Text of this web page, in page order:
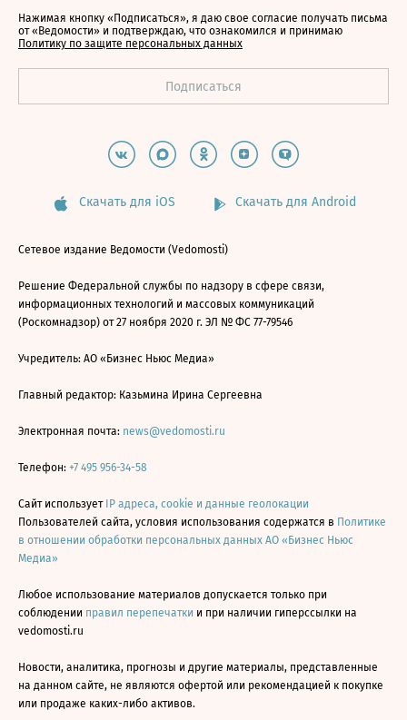
Нажимая кнопку «Подписаться», я даю свое согласие получать письма
от «Ведомости» и подтверждаю, что ознакомился и принимаю
Политику по защите персональных данных
Скачать для iOS Скачать для Android
Сетевое издание Ведомости (Vedomosti)
Решение Федеральной службы по надзору в сфере связи,
информационных технологий и массовых коммуникаций
(Роскомнадзор) от 27 ноября 2020 г. ЭЛ № ФС 77-79546
Учредитель: АО «Бизнес Ньюс Медиа»
Главный редактор: Казьмина Ирина Сергеевна
Электронная почта: news@vedomosti.ru
Телефон: +7 495 956-34-58
Сайт использует IP адреса, cookie и данные геолокации
Пользователей сайта, условия использования содержатся в Политике
в отношении обработки персональных данных АО «Бизнес Ньюс
Медиа»
Любое использование материалов допускается только при
соблюдении правил перепечатки и при наличии гиперссылки на
vedomosti.ru
Новости, аналитика, прогнозы и другие материалы, представленные
на данном сайте, не являются офертой или рекомендацией к покупке
или продаже каких-либо активов.